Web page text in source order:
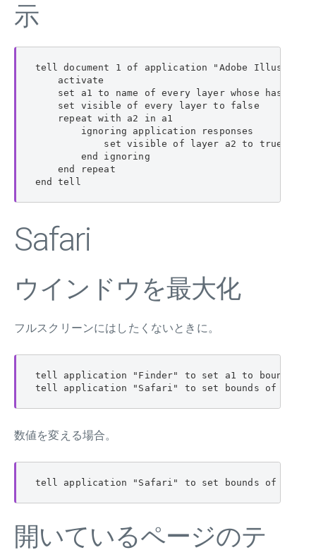
示
tell document 1 of application "Adobe
    activate
set a1 to name of every layer whose has
    set visible of every layer to false
    repeat with a2 in a1
        ignoring application responses
            set visible of layer a2 to true
        end ignoring
    end repeat
end tell
Safari
ウインドウを最大化
フルスクリーンにはしたくないときに。
tell application "Finder" to set a1 to bounds of
tell application "Safari" to set bounds of
数値を変える場合。
tell application "Safari" to set bounds of
開いているページのテ